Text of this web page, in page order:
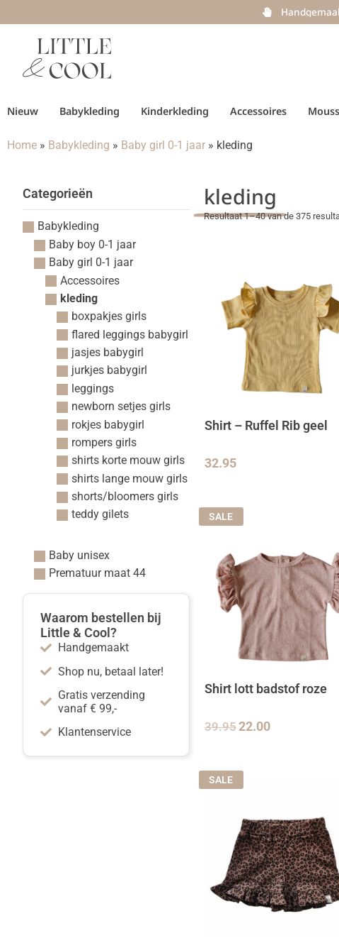
Nieuw Babykleding Kinderkleding Accessoires
Home » Babykleding » Baby girl 0-1 jaar » kleding
Categorieën
Babykleding
Baby boy 0-1 jaar
Baby girl 0-1 jaar
Accessoires
kleding
boxpakjes girls
flared leggings babygirl
jasjes babygirl
jurkjes babygirl
leggings
newborn setjes girls
rokjes babygirl
rompers girls
shirts korte mouw girls
shirts lange mouw girls
shorts/bloomers girls
teddy gilets
Baby unisex
Prematuur maat 44
Waarom bestellen bij
Little & Cool?
Handgemaakt
Shop nu, betaal later!
Gratis verzending
vanaf € 99,-
Klantenservice
kleding
Resultaat 1–40 van de 375
Shirt – Ruffel Rib geel
32.95
SALE
Shirt lott badstof roze
39.9522.00
SALE